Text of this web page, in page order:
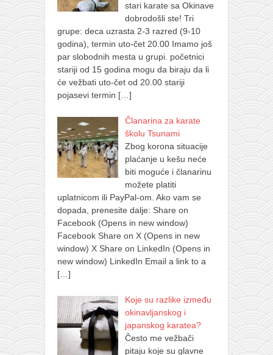
stari karate sa Okinave
dobrodošli ste! Tri
grupe: deca uzrasta 2-3 razred (9-10
godina), termin uto-čet 20.00 Imamo još
par slobodnih mesta u grupi. početnici
stariji od 15 godina mogu da biraju da li
će vežbati uto-čet od 20.00 stariji
pojasevi termin […]
Članarina za karate
školu Tsunami
Zbog korona situacije
plaćanje u kešu neće
biti moguće i članarinu
možete platiti
uplatnicom ili PayPal-om. Ako vam se
dopada, prenesite dalje: Share on
Facebook (Opens in new window)
Facebook Share on X (Opens in new
window) X Share on LinkedIn (Opens in
new window) LinkedIn Email a link to a
[…]
Koje su razlike između
okinavljanskog i
japanskog karatea?
Često me vežbači
pitaju koje su glavne